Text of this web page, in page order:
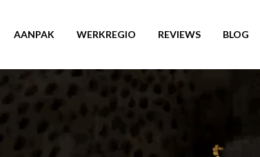
AANPAK WERKREGIO REVIEWS BLOG